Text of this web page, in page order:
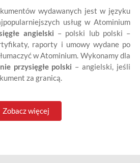
wydawanych jest w języku
usług w Atominium
angielski – polski lub polski –
raporty i umowy wydane po
w Atominium. Wykonamy dla
przysięgłe polski – angielski, jeśli
za granicą.
Zobacz więcej